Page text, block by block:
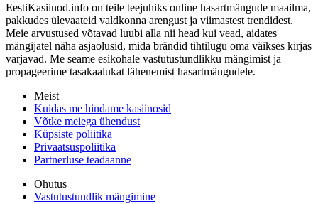
EestiKasiinod.info on teile teejuhiks online hasartmängude maailma,
pakkudes ülevaateid valdkonna arengust ja viimastest trendidest.
Meie arvustused võtavad luubi alla nii head kui vead, aidates
mängijatel näha asjaolusid, mida brändid tihtilugu oma väikses kirjas
varjavad. Me seame esikohale vastutustundlikku mängimist ja
propageerime tasakaalukat lähenemist hasartmängudele.
Meist
Kuidas me hindame kasiinosid
Võtke meiega ühendust
Küpsiste poliitika
Privaatsuspoliitika
Partnerluse teadaanne
Ohutus
Vastutustundlik mängimine